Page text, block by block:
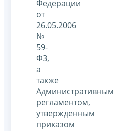
Федерации
от
26.05.2006
№
59-
ФЗ,
а
также
Административным
регламентом,
утвержденным
приказом